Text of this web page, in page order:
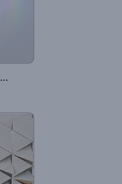
Анимация лого: Иридисцентный минимализм